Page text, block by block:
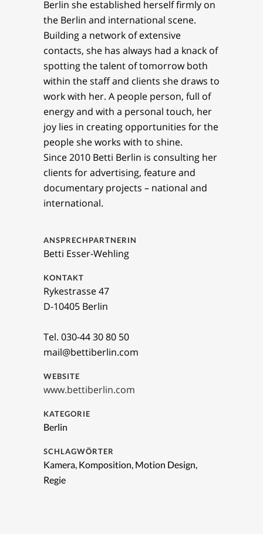
Berlin she established herself firmly on
the Berlin and international scene.
Building a network of extensive
contacts, she has always had a knack of
spotting the talent of tomorrow both
within the staff and clients she draws to
work with her. A people person, full of
energy and with a personal touch, her
joy lies in creating opportunities for the
people she works with to shine.
Since 2010 Betti Berlin is consulting her
clients for advertising, feature and
documentary projects – national and
international.
ANSPRECHPARTNERIN
Betti Esser-Wehling
KONTAKT
Rykestrasse 47
D-10405 Berlin
Tel. 030-44 30 80 50
mail@bettiberlin.com
WEBSITE
www.bettiberlin.com
KATEGORIE
Berlin
SCHLAGWÖRTER
Kamera, Komposition, Motion Design,
Regie